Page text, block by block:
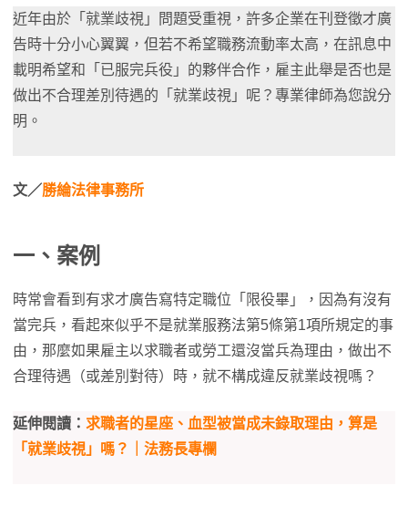
近年由於「就業歧視」問題受重視，許多企業在刊登徵才廣
告時十分小心翼翼，但若不希望職務流動率太高，在訊息中
載明希望和「已服完兵役」的夥伴合作，雇主此舉是否也是
做出不合理差別待遇的「就業歧視」呢？專業律師為您說分
明。
文／勝綸法律事務所
一、案例
時常會看到有求才廣告寫特定職位「限役畢」，因為有沒有
當完兵，看起來似乎不是就業服務法第5條第1項所規定的事
由，那麼如果雇主以求職者或勞工還沒當兵為理由，做出不
合理待遇（或差別對待）時，就不構成違反就業歧視嗎？
延伸閱讀： 求職者的星座、血型被當成未錄取理由，算是
「就業歧視」嗎？｜法務長專欄